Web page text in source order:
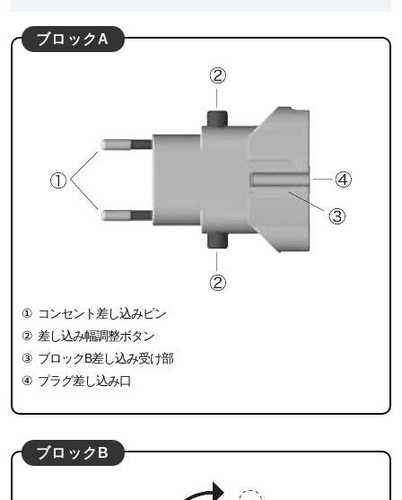
ブロックA
① コンセント差し込みピン
② 差し込み幅調整ボタン
③ ブロックB差し込み受け部
④ プラグ差し込み口
ブロックB